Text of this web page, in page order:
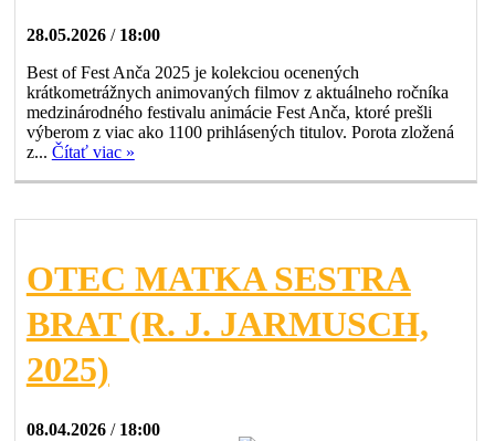
28.05.2026/ 18:00
Best of Fest Anča 2025 je kolekciou ocenených
krátkometrážnych animovaných filmov z aktuálneho ročníka
medzinárodného festivalu animácie Fest Anča, ktoré prešli
výberom z viac ako 1100 prihlásených titulov. Porota zložená
z... Čítať viac »
OTEC MATKA SESTRA
BRAT (R. J. JARMUSCH,
2025)
08.04.2026/ 18:00